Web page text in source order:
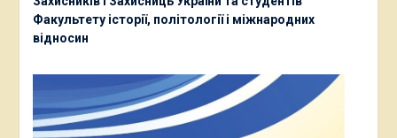
Факультету історії, політології і міжнародних
відносин